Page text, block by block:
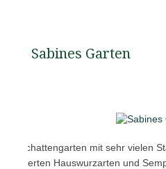
Sabines Garten
Schattengarten mit sehr vielen
hunderten Hauswurzarten und